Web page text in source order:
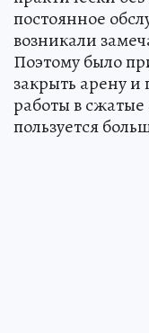
постоянное
возникали
Поэтому было
закрыть арену
работы в сжатые
пользуется